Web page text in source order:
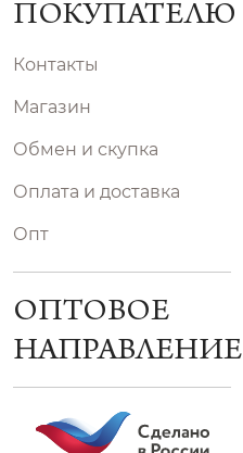
ПОКУПАТЕЛЮ
Контакты
Магазин
Обмен и скупка
Оплата и доставка
Опт
ОПТОВОЕ
НАПРАВЛЕНИЕ